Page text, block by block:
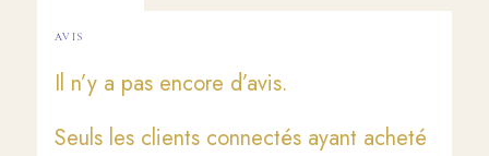
AVIS
Il n’y a pas encore d’avis.
Seuls les clients connectés ayant acheté